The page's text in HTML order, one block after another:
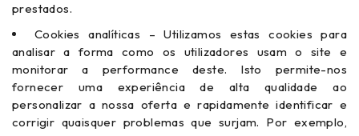
prestados.
Cookies analíticas – Utilizamos estas cookies para
analisar a forma como os utilizadores usam o site e
monitorar a performance deste. Isto permite-nos
fornecer uma experiência de alta qualidade ao
personalizar a nossa oferta e rapidamente identificar e
corrigir quaisquer problemas que surjam. Por exemplo,